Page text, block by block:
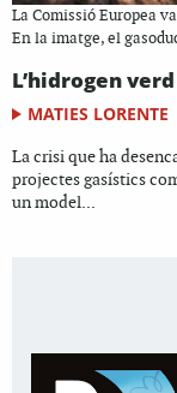
La Comissió Europea
En la imatge, el
L’hidrogen
MATIES LORENTE
La crisi que ha
projectes gasístics
un model...